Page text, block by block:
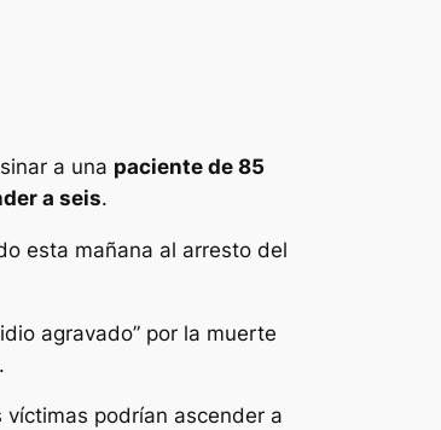
a una paciente de 85
a seis.
esta mañana al arresto del
agravado” por la muerte
podrían ascender a